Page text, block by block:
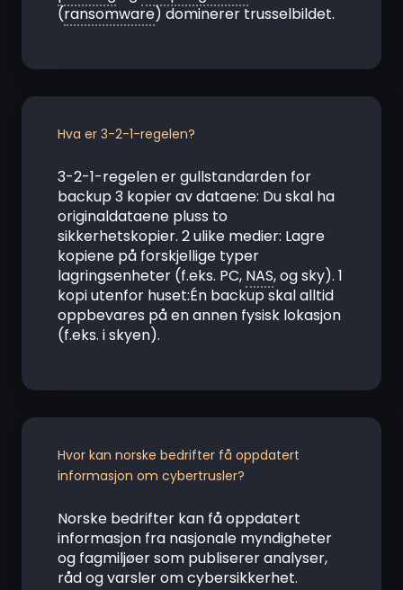
(ransomware) dominerer trusselbildet.
Hva er 3-2-1-regelen?
3-2-1-regelen er gullstandarden for
backup 3 kopier av dataene: Du skal ha
originaldataene pluss to
sikkerhetskopier. 2 ulike medier: Lagre
kopiene på forskjellige typer
lagringsenheter (f.eks. PC, NAS, og sky). 1
kopi utenfor huset:Én backup skal alltid
oppbevares på en annen fysisk lokasjon
(f.eks. i skyen).
Hvor kan norske bedrifter få oppdatert
informasjon om cybertrusler?
Norske bedrifter kan få oppdatert
informasjon fra nasjonale myndigheter
og fagmiljøer som publiserer analyser,
råd og varsler om cybersikkerhet.